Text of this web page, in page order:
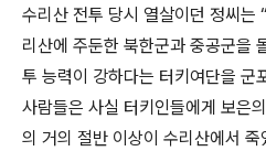
수리산 전투 당시 열살이던 정씨는 “
리산에 주둔한 북한군과 중공군을
투 능력이 강하다는 터키여단을 군
사람들은 사실 터키인들에게 보은
의 거의 절반 이상이 수리산에서 죽